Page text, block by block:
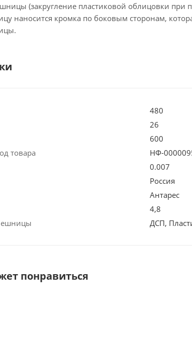
(закругление пластиковой облицовки при
наносится кромка по боковым сторонам,
480
26
600
товара
НФ-
0.007
Россия
Антарес
4,8
ДСП,
понравиться